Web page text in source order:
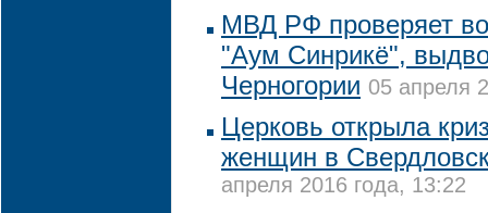
МВД РФ проверяет
"Аум Синрикё",
Черногории 05 апреля
Церковь открыла
женщин в
апреля 2016 года, 13:22